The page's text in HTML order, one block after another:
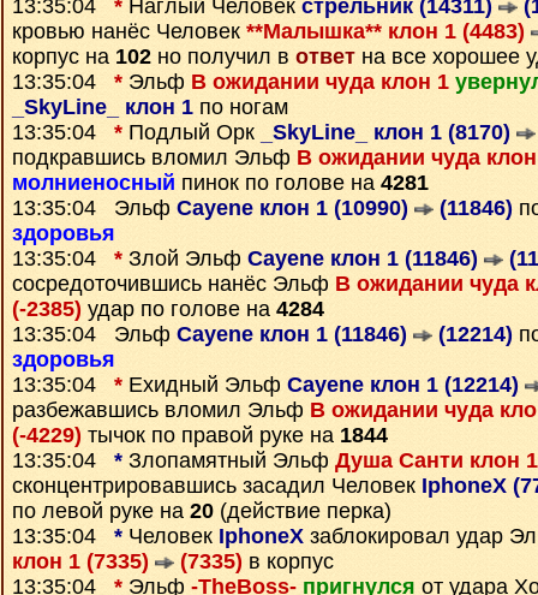
13:35:04 * Наглый Человек стрельник (14311)
кровью нанёс Человек **Малышка** клон 1 (4483)
корпус на 102 но получил в ответ на все хорошее
13:35:04 * Эльф В ожидании чуда клон 1
_SkyLine_ клон 1 по ногам
13:35:04 * Подлый Орк _SkyLine_ клон 1 (8170)
подкравшись вломил Эльф В ожидании чуда
молниеносный пинок по голове на 4281
13:35:04 Эльф Cayene клон 1 (10990) (11846)
здоровья
13:35:04 * Злой Эльф Cayene клон 1 (11846)
сосредоточившись нанёс Эльф В ожидании чуда
(-2385) удар по голове на 4284
13:35:04 Эльф Cayene клон 1 (11846) (12214)
здоровья
13:35:04 * Ехидный Эльф Cayene клон 1 (12214)
разбежавшись вломил Эльф В ожидании чуда
(-4229) тычок по правой руке на 1844
13:35:04 * Злопамятный Эльф Душа Санти клон
сконцентрировавшись засадил Человек IphoneX
по левой руке на 20 (действие перка)
13:35:04 * Человек IphoneX заблокировал удар
клон 1 (7335)
(7335) в корпус
13:35:04 * Эльф -TheBoss- пригнулся от удара